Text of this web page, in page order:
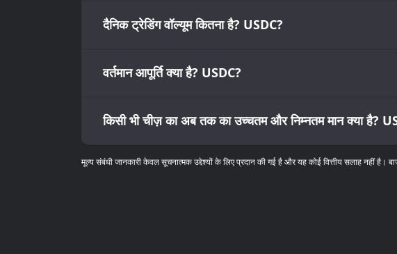
दैनिक ट्रेडिंग वॉल्यूम कितना है? USDC?
वर्तमान आपूर्ति क्या है? USDC?
किसी भी चीज़ का अब तक का उच्चतम और निम्नतम मान क्या है?
मूल्य संबंधी जानकारी केवल सूचनात्मक उद्देश्यों के लिए प्रदान की गई है और यह कोई वित्तीय सलाह नहीं है।